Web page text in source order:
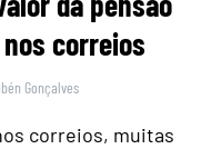
correios
Gonçalves
correios, muitas